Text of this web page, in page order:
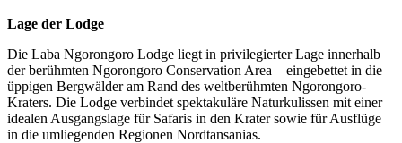
Lage der Lodge
Die Laba Ngorongoro Lodge liegt in privilegierter Lage innerhalb
der berühmten Ngorongoro Conservation Area – eingebettet in die
üppigen Bergwälder am Rand des weltberühmten Ngorongoro-
Kraters. Die Lodge verbindet spektakuläre Naturkulissen mit einer
idealen Ausgangslage für Safaris in den Krater sowie für Ausflüge
in die umliegenden Regionen Nordtansanias.